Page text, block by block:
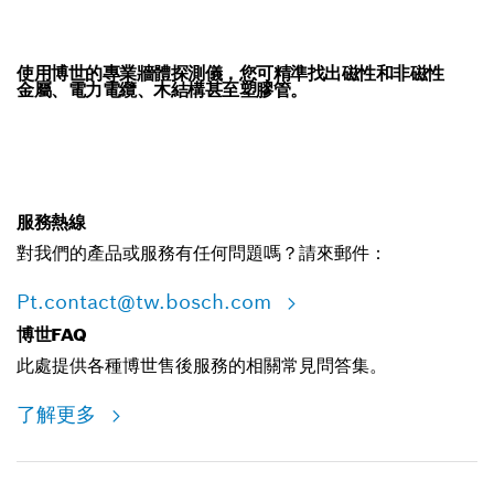
使用博世的專業牆體探測儀，您可精準找出磁性和非磁性
金屬、電力電纜、木結構甚至塑膠管。
服務熱線
對我們的產品或服務有任何問題嗎？請來郵件：
Pt.contact@tw.bosch.com
博世FAQ
此處提供各種博世售後服務的相關常見問答集。
了解更多